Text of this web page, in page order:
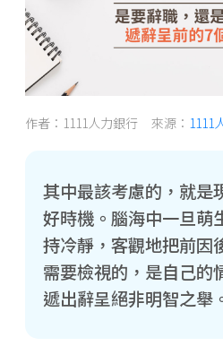
作者：1111人力銀行 來源： 1111
其中最該考慮的，就是
好時機。腦海中一旦萌
持冷靜，客觀地把前因
需要檢視的，是自己的
遞出辭呈絕非明智之舉